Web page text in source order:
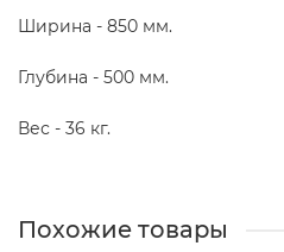
Ширина - 850 мм.
Глубина - 500 мм.
Вес - 36 кг.
Похожие товары